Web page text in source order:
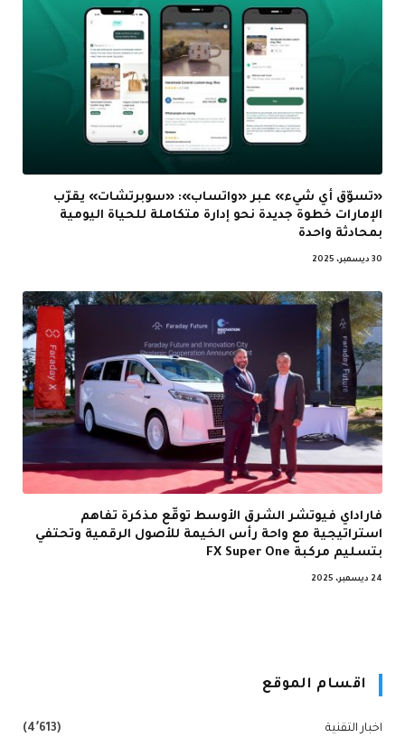
«تسوّق أي شيء» عبر «واتساب»: «سوبرتشات» يقرّب
الإمارات خطوة جديدة نحو إدارة متكاملة للحياة اليومية
بمحادثة واحدة
30 ديسمبر، 2025
فاراداي فيوتشر الشرق الأوسط توقّع مذكرة تفاهم
استراتيجية مع واحة رأس الخيمة للأصول الرقمية وتحتفي
بتسليم مركبة FX Super One
24 ديسمبر، 2025
اقسام الموقع
اخبار التقنية (4٬613)